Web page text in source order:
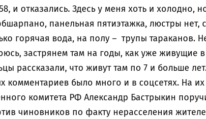
и отказались. Здесь у меня хоть и холодно,
панельная пятиэтажка, люстры нет,
горячая вода, на полу – трупы тараканов.
застрянем там на годы, как уже живущие
рассказали, что живут там по 7 и больше
комментариев было много и в соцсетях. На
комитета РФ Александр Бастрыкин
чиновников по факту нерасселения